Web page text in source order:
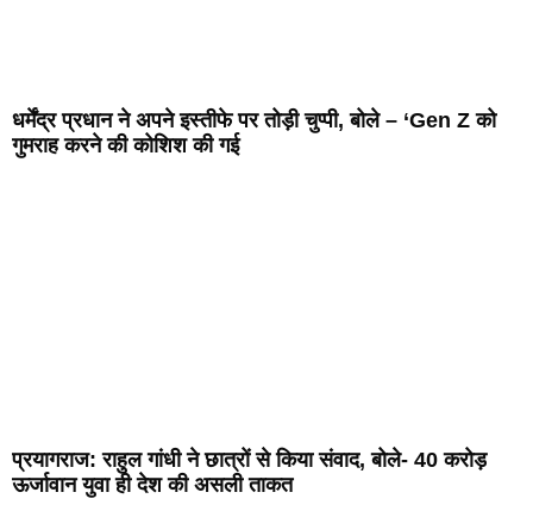
धर्मेंद्र प्रधान ने अपने इस्तीफे पर तोड़ी चुप्पी, बोले – ‘Gen Z को
गुमराह करने की कोशिश की गई
प्रयागराज: राहुल गांधी ने छात्रों से किया संवाद, बोले- 40 करोड़
ऊर्जावान युवा ही देश की असली ताकत